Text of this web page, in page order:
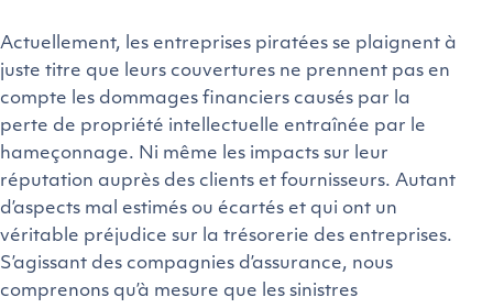
Actuellement, les entreprises piratées se plaignent à
juste titre que leurs couvertures ne prennent pas en
compte les dommages financiers causés par la
perte de propriété intellectuelle entraînée par le
hameçonnage. Ni même les impacts sur leur
réputation auprès des clients et fournisseurs. Autant
d’aspects mal estimés ou écartés et qui ont un
véritable préjudice sur la trésorerie des entreprises.
S’agissant des compagnies d’assurance, nous
comprenons qu’à mesure que les sinistres